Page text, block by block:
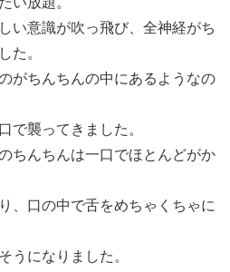
い意識が吹っ飛び、全神経がち
た。
がちんちんの中にあるようなの
で襲ってきました。
ちんちんは一口でほとんどがか
、口の中で舌をめちゃくちゃに
うになりました。